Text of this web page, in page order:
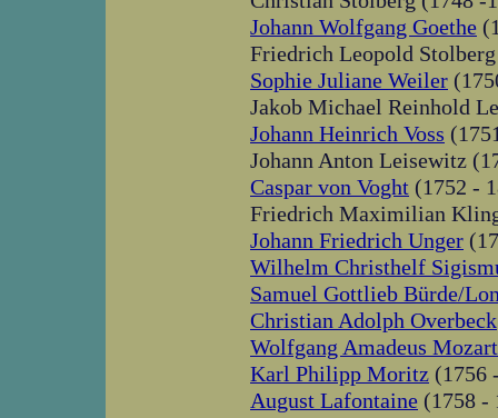
Johann Wolfgang Goethe
Friedrich Leopold
Sophie Juliane Weiler
Jakob Michael Reinhold
Johann Heinrich Voss
Johann Anton Leisewitz
Caspar von Voght (1752 -
Friedrich Maximilian
Johann Friedrich Unger
Wilhelm Christhelf
Samuel Gottlieb Bürde/
Christian Adolph Overbeck
Wolfgang Amadeus Mozart
Karl Philipp Moritz (1756
August Lafontaine (1758 -